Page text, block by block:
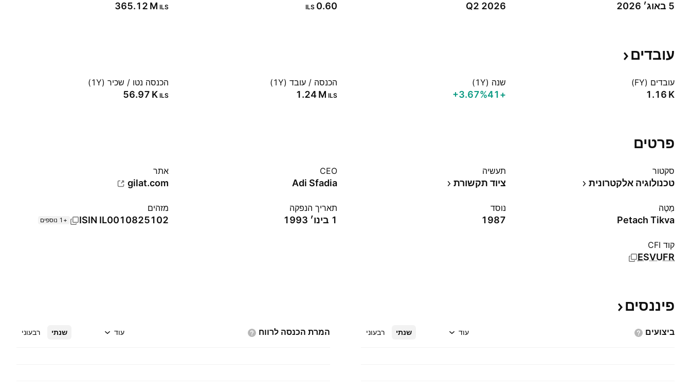
5 באוג׳ 2026 Q2 2026
0.60
ILS
‪365.12 M‬ ILS
עובדים
עובדים (FY)
‪1.16 K‬
שנה (1Y)
+41
‪+3.67%‬
הכנסה / עובד (1Y)
‪1.24 M‬ ILS
הכנסה נטו / שכיר (1Y)
‪56.97 K‬ ILS
פרטים
סקטור
טכנולוגיה אלקטרונית
תעשיה
ציוד תקשורת
CEO
Adi Sfadia
אתר‏
gilat.com
מַטֶה
Petach Tikva
נוסד
1987
תאריך הנפקה
1 בינו׳ 1993
מזהים
ISIN IL0010825102 +1 נוספים
קוד CFI
ESVUFR
פיננסים
ביצועים שנתי רבעוני עוד המרת הכנסה לרווח שנתי רבעוני עוד